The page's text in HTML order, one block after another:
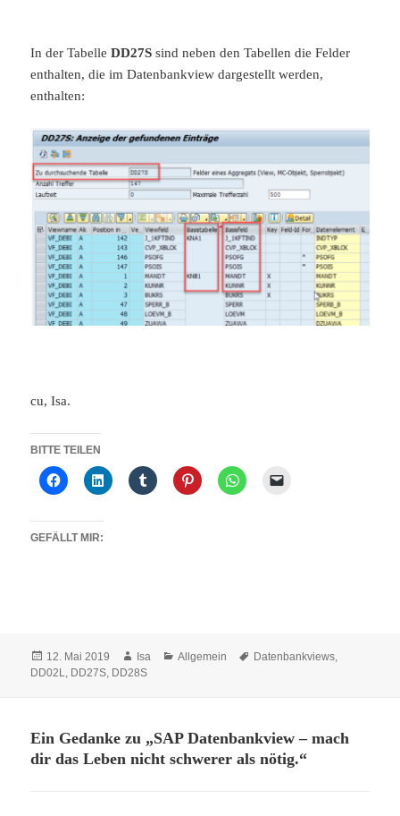
In der TabelleDD27S sind neben den Tabellen die Felder
enthalten, die im Datenbankview dargestellt werden,
enthalten:
cu, Isa.
BITTE TEILEN
GEFÄLLT MIR:
Veröffentlicht
am
12. Mai 2019 Autor
Isa Kategorien
Allgemein Schlagwörter
Datenbankviews,
DD02L, DD27S, DD28S
Ein Gedanke zu „SAP Datenbankview – mach
dir das Leben nicht schwerer als nötig.“